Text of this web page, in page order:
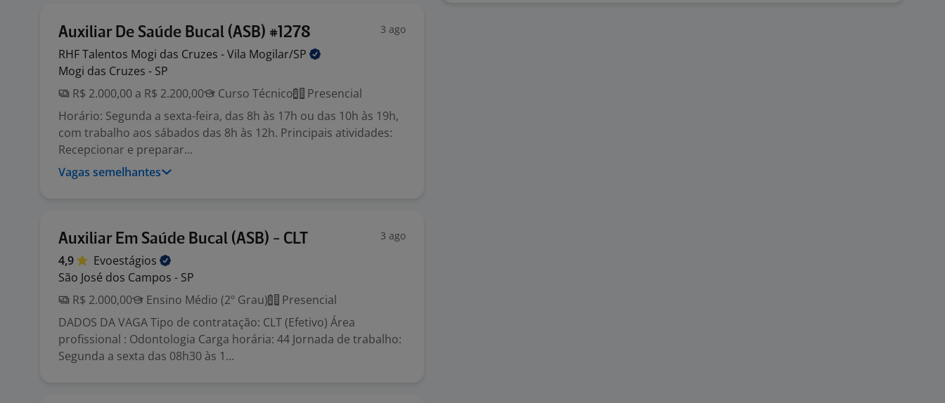
Auxiliar De Saúde Bucal (ASB) #1278 3 ago
RHF Talentos Mogi das Cruzes - Vila Mogilar/SP
Mogi das Cruzes - SP
R$ 2.000,00 a R$ 2.200,00
Curso Técnico
Presencial
Horário: Segunda a sexta-feira, das 8h às 17h ou das 10h às 19h,
com trabalho aos sábados das 8h às 12h. Principais atividades:
Recepcionar e preparar...
Vagas semelhantes
Auxiliar Em Saúde Bucal (ASB) - CLT 3 ago
4,9
Evoestágios
São José dos Campos - SP
R$ 2.000,00
Ensino Médio (2º Grau)
Presencial
DADOS DA VAGA Tipo de contratação: CLT (Efetivo) Área
profissional : Odontologia Carga horária: 44 Jornada de trabalho:
Segunda a sexta das 08h30 às 1...